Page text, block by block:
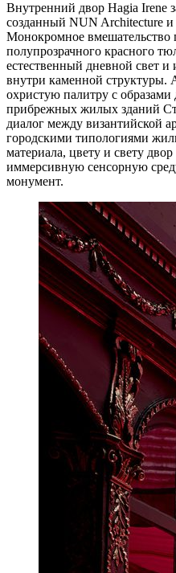
Внутренний двор Hagia Irene
созданный NUN Architecture и
Монокромное вмешательство
полупрозрачного красного
естественный дневной свет
внутри каменной структуры.
охристую палитру с
прибрежных жилых зданий
диалог между византийской
городскими типологиями
материала, цвету и свету
иммерсивную сенсорную
монумент.